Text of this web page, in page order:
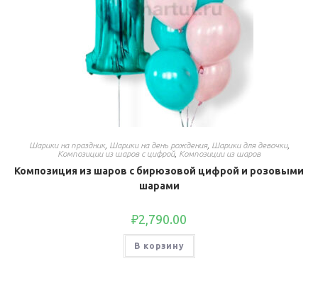
Шарики на праздник, Шарики на день рождения, Шарики для девочки,
Композиции из шаров с цифрой, Композиции из шаров
Композиция из шаров с бирюзовой цифрой и розовыми
шарами
₽2,790.00
В корзину